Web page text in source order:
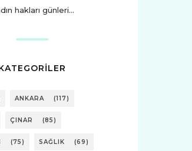
hakları günleri...
ANKARA (117)
ÇINAR (85)
(75) SAĞLIK (69)